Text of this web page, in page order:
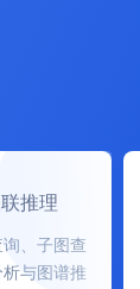
推理
、子图查
与图谱推